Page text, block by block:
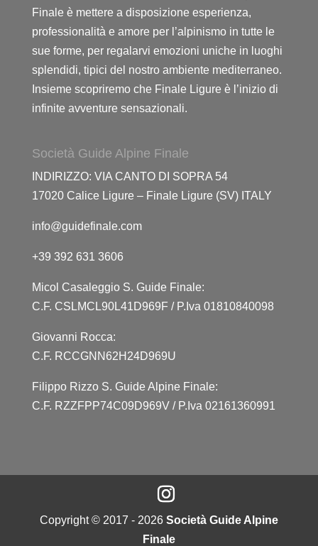
Finale è mettere a disposizione esperienza,
professionalità e amore per l’alpinismo in tutte le
sue forme, per regalarvi emozioni uniche in luoghi
splendidi, tipici del nostro ambiente mediterraneo.
Insieme scopriremo che Finale Ligure è l’inizio di
infinite avventure sensazionali.
Società Guide Alpine Finale
INDIRIZZO: VIA CANTO DI SOPRA 54
17020 Calice Ligure – Finale Ligure (SV) ITALY
info@guidefinale.com
+39 392 631 3606
Micol Casaleggio S. Guide Finale:
C.F. CSLMCL90L41D969F / P.Iva 01810840098
Giovanni Rocca:
C.F. RCCGNN62H24D969U
Filippo Rizzo S. Guide Alpine Finale:
C.F. RZZFPP74C09D969V / P.Iva 02161360991
Copyright © 2017 - 2026 Società Guide Alpine
Finale